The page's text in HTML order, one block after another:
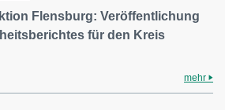
Flensburg: Veröffentlichung
für den Kreis
mehr